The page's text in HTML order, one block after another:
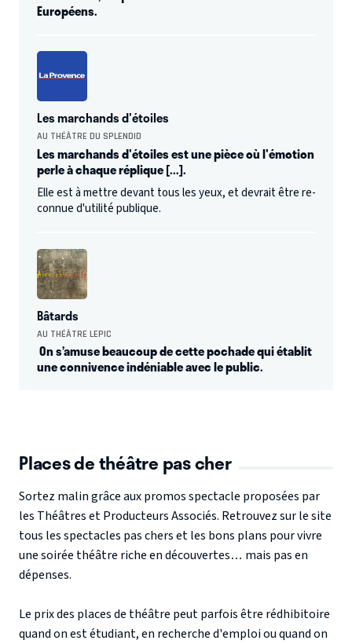
Européens.
Les marchands d'étoiles
AU THÉÂTRE DU SPLENDID
Les marchands d'étoiles est une pièce où l'émotion
perle à chaque réplique [...].
Elle est à mettre devant tous les yeux, et devrait être re-
connue d'utilité publique.
Bâtards
AU THÉÂTRE LEPIC
On s’amuse beaucoup de cette pochade qui établit
une connivence indéniable avec le public.
Places de théâtre pas cher
Sortez malin grâce aux promos spectacle proposées par
les Théâtres et Producteurs Associés. Retrouvez sur le site
tous lesspectacles pas cherset les bons plans pour vivre
une soirée théâtre riche en découvertes… mais pas en
dépenses.
Le prix des places de théâtre peut parfois être rédhibitoire
quand on est étudiant, en recherche d'emploi ou quand on